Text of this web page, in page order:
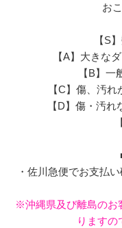
お
【S
【A】大きな
【B】
【C】傷、汚
【D】傷・汚
・佐川急便でお支払
※沖縄県及び離島のお
りますの